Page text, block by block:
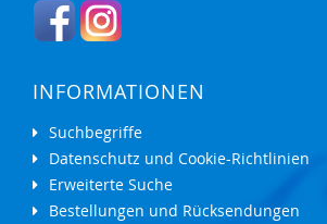
INFORMATIONEN
Suchbegriffe
Datenschutz und Cookie-Richtlinien
Erweiterte Suche
Bestellungen und Rücksendungen